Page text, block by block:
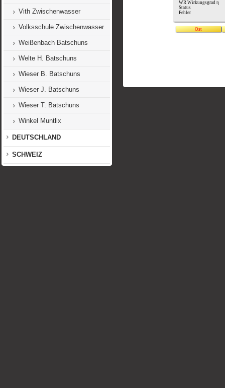
Vith Zwischenwasser
Volksschule Zwischenwasser
Weißenbach Batschuns
Welte H. Batschuns
Wieser B. Batschuns
Wieser J. Batschuns
Wieser T. Batschuns
Winkel Muntlix
DEUTSCHLAND
SCHWEIZ